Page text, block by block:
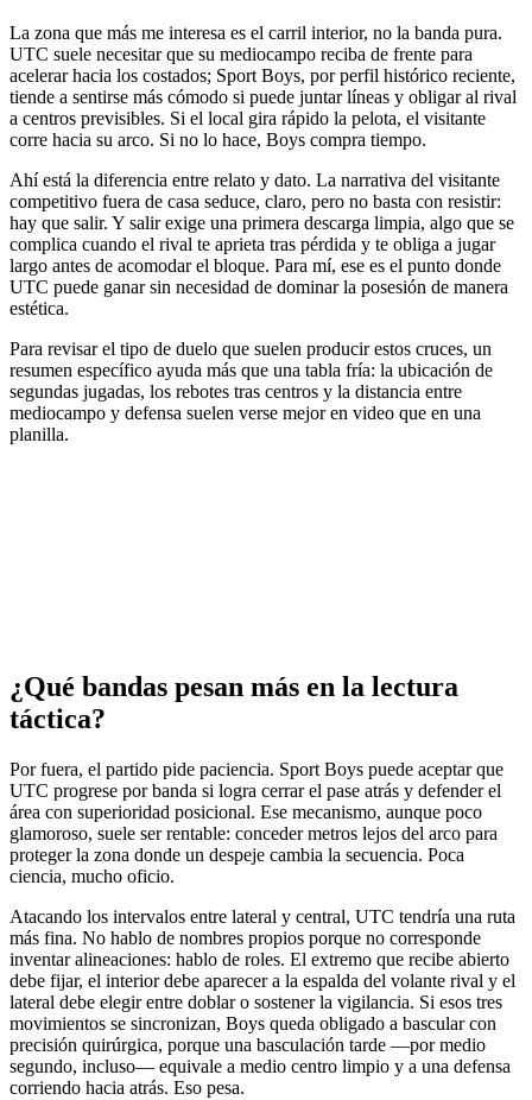
La zona que más me interesa es el carril interior, no la banda pura.
UTC suele necesitar que su mediocampo reciba de frente para
acelerar hacia los costados; Sport Boys, por perfil histórico reciente,
tiende a sentirse más cómodo si puede juntar líneas y obligar al rival
a centros previsibles. Si el local gira rápido la pelota, el visitante
corre hacia su arco. Si no lo hace, Boys compra tiempo.
Ahí está la diferencia entre relato y dato. La narrativa del visitante
competitivo fuera de casa seduce, claro, pero no basta con resistir:
hay que salir. Y salir exige una primera descarga limpia, algo que se
complica cuando el rival te aprieta tras pérdida y te obliga a jugar
largo antes de acomodar el bloque. Para mí, ese es el punto donde
UTC puede ganar sin necesidad de dominar la posesión de manera
estética.
Para revisar el tipo de duelo que suelen producir estos cruces, un
resumen específico ayuda más que una tabla fría: la ubicación de
segundas jugadas, los rebotes tras centros y la distancia entre
mediocampo y defensa suelen verse mejor en video que en una
planilla.
¿Qué bandas pesan más en la lectura
táctica?
Por fuera, el partido pide paciencia. Sport Boys puede aceptar que
UTC progrese por banda si logra cerrar el pase atrás y defender el
área con superioridad posicional. Ese mecanismo, aunque poco
glamoroso, suele ser rentable: conceder metros lejos del arco para
proteger la zona donde un despeje cambia la secuencia. Poca
ciencia, mucho oficio.
Atacando los intervalos entre lateral y central, UTC tendría una ruta
más fina. No hablo de nombres propios porque no corresponde
inventar alineaciones: hablo de roles. El extremo que recibe abierto
debe fijar, el interior debe aparecer a la espalda del volante rival y el
lateral debe elegir entre doblar o sostener la vigilancia. Si esos tres
movimientos se sincronizan, Boys queda obligado a bascular con
precisión quirúrgica, porque una basculación tarde —por medio
segundo, incluso— equivale a medio centro limpio y a una defensa
corriendo hacia atrás. Eso pesa.